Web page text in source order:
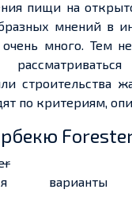
пищи на
мнений в
много. Тем
строительства
по критериям,